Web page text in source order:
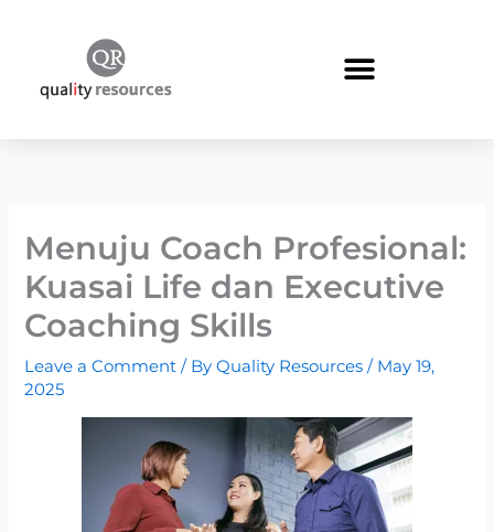
Menuju Coach Profesional:
Kuasai Life dan Executive
Coaching Skills
Leave a Comment / ByQuality Resources/ May 19,
2025